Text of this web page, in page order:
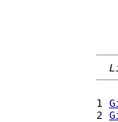
1
2